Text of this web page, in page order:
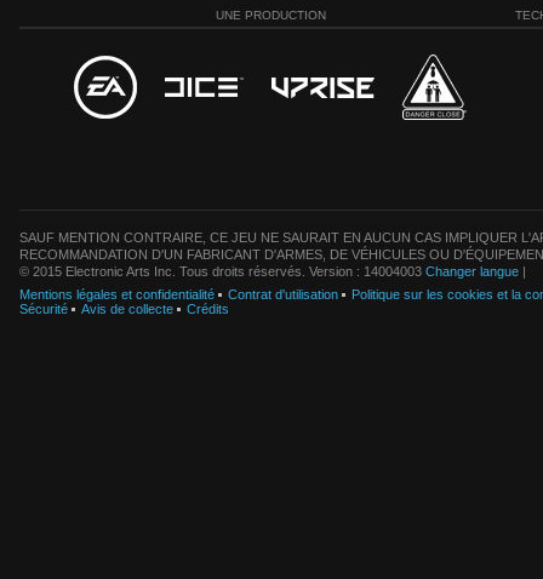
UNE PRODUCTION
SAUF MENTION CONTRAIRE, CE JEU NE SAURAIT EN AUCUN CAS IMPLIQUER
RECOMMANDATION D'UN FABRICANT D'ARMES, DE VÉHICULES OU
© 2015 Electronic Arts Inc. Tous droits réservés. Version : 14004003 Changer langue |
Mentions légales et confidentialité
Contrat d'utilisation
Politique sur les cookies et la
Sécurité
Avis de collecte Crédits